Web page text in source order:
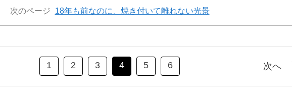
次のページ 18年も前なのに、焼き付いて離れない光景
1 2 3 4 5 6 次へ